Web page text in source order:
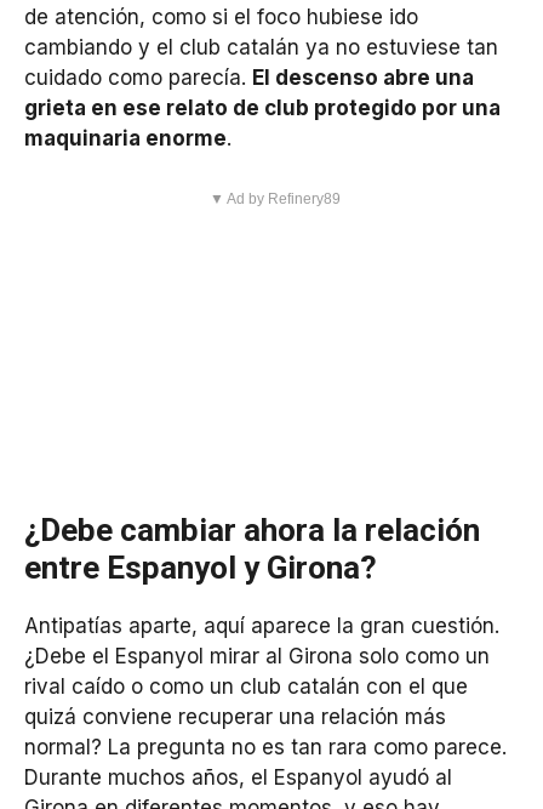
de atención, como si el foco hubiese ido
cambiando y el club catalán ya no estuviese tan
cuidado como parecía. El descenso abre una
grieta en ese relato de club protegido por una
maquinaria enorme.
▼ Ad by Refinery89
¿Debe cambiar ahora la relación
entre Espanyol y Girona?
Antipatías aparte, aquí aparece la gran cuestión.
¿Debe el Espanyol mirar al Girona solo como un
rival caído o como un club catalán con el que
quizá conviene recuperar una relación más
normal? La pregunta no es tan rara como parece.
Durante muchos años, el Espanyol ayudó al